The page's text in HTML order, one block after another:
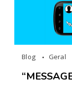
Blog Geral